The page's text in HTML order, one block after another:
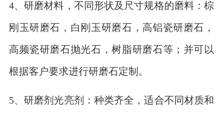
4、研磨材料，不同形状及尺寸规格的磨料：棕
刚玉研磨石，白刚玉研磨石，高铝瓷研磨石，
高频瓷研磨石抛光石，树脂研磨石等；并可以
根据客户要求进行研磨石定制。
5、研磨剂光亮剂：种类齐全，适合不同材质和